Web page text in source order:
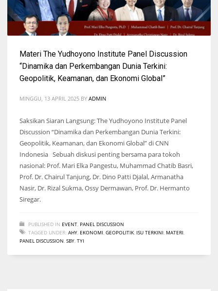
Materi The Yudhoyono Institute Panel Discussion
“Dinamika dan Perkembangan Dunia Terkini:
Geopolitik, Keamanan, dan Ekonomi Global”
MINGGU, 13 APRIL 2025 BY ADMIN
Saksikan Siaran Langsung: The Yudhoyono Institute Panel
Discussion “Dinamika dan Perkembangan Dunia Terkini:
Geopolitik, Keamanan, dan Ekonomi Global” di CNN
Indonesia Sebuah diskusi penting bersama para tokoh
nasional: Prof. Mari Elka Pangestu, Muhammad Chatib Basri,
Prof. Dr. Chairul Tanjung, Dr. Dino Patti Djalal, Armanatha
Nasir, Dr. Rizal Sukma, Ossy Dermawan, Prof. Dr. Hermanto
Siregar.
PUBLISHED IN EVENT PANEL DISCUSSION
TAGGED UNDER: AHY EKONOMI GEOPOLITIK ISU TERKINI MATERI
PANEL DISCUSSION SBY TYI